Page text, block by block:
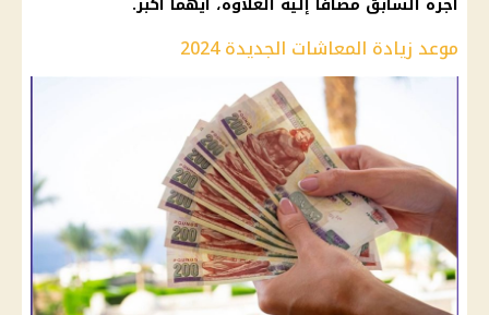
موعد زيادة المعاشات الجديدة 2024